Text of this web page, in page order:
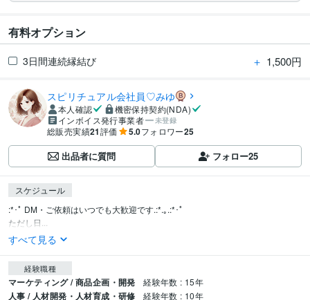
有料オプション
3日間連続縁結び ＋ 1,500円
スピリチュアル会社員♡みゆ
本人確認
機密保持契約(NDA)
インボイス発行事業者
未登録
総販売実績21評価 5.0フォロワー25
出品者に質問 フォロー25
スケジュール
:*･ﾟ DM・ご依頼はいつでも大歓迎です.:*.｡.:*･ﾟ
ただし日...
すべて見る
経験職種
マーケティング / 商品企画・開発 経験年数 : 15年
人事 / 人材開発・人材育成・研修 経験年数 : 10年